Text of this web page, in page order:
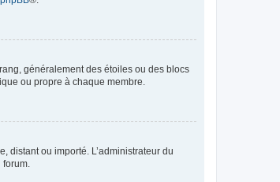
généralement des étoiles ou des blocs
ou propre à chaque membre.
distant ou importé. L’administrateur du